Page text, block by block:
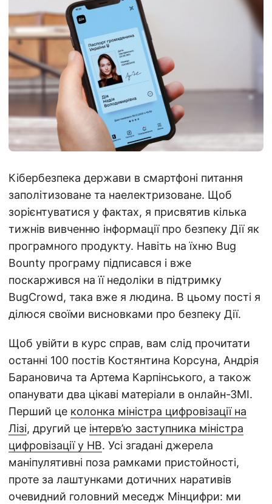
Кібербезпека держави в смартфоні питання
заполітизоване та наелектризоване. Щоб
зорієнтуватися у фактах, я присвятив кілька
тижнів вивченню інформації про безпеку Дії як
програмного продукту. Навіть на їхню Bug
Bounty програму підписався і вже
поскаржився на її недоліки в підтримку
BugCrowd, така вже я людина. В цьому пості я
ділюся своїми висновками про безпеку Дії.
Щоб увійти в курс справ, вам слід прочитати
останні 100 постів Костянтина Корсуна, Андрія
Барановича та Артема Карпінського, а також
опанувати два цікаві матеріали в онлайн-ЗМІ.
Перший це колонка міністра цифровізації на
Лізі, другий це інтерв’ю заступника міністра
цифровізації у НВ. Усі згадані джерела
маніпулятивні поза рамками пристойності,
проте за лаштунками дотичних наративів
очевидний головний меседж Мінцифри: ми